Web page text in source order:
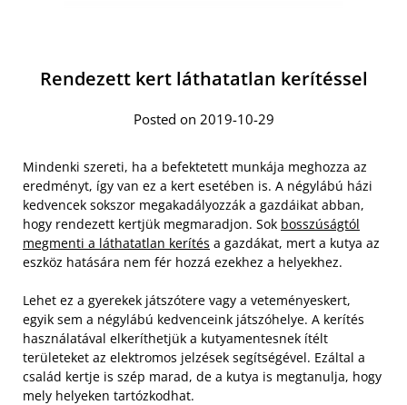
Rendezett kert láthatatlan kerítéssel
Posted on 2019-10-29
Mindenki szereti, ha a befektetett munkája meghozza az
eredményt, így van ez a kert esetében is. A négylábú házi
kedvencek sokszor megakadályozzák a gazdáikat abban,
hogy rendezett kertjük megmaradjon. Sok bosszúságtól
megmenti a láthatatlan kerítés a gazdákat, mert a kutya az
eszköz hatására nem fér hozzá ezekhez a helyekhez.
Lehet ez a gyerekek játszótere vagy a veteményeskert,
egyik sem a négylábú kedvenceink játszóhelye. A kerítés
használatával elkeríthetjük a kutyamentesnek ítélt
területeket az elektromos jelzések segítségével. Ezáltal a
család kertje is szép marad, de a kutya is megtanulja, hogy
mely helyeken tartózkodhat.